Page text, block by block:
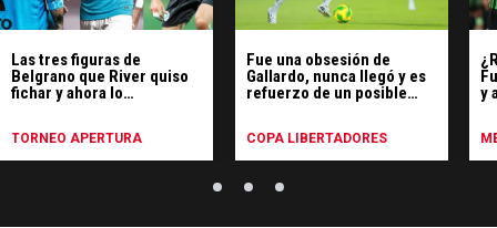
Las tres figuras de
Belgrano que River quiso
fichar y ahora lo
TORNEO APERTURA
Fue una obsesión de
Gallardo, nunca llegó y es
refuerzo de un posible
COPA LIBERTADORES
y